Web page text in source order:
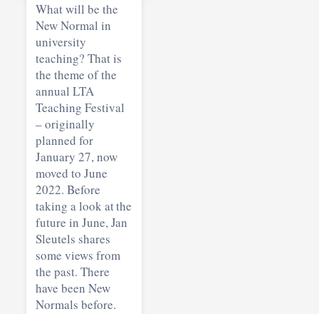
What will be the
New Normal in
university
teaching? That is
the theme of the
annual LTA
Teaching Festival
– originally
planned for
January 27, now
moved to June
2022. Before
taking a look at the
future in June, Jan
Sleutels shares
some views from
the past. There
have been New
Normals before.